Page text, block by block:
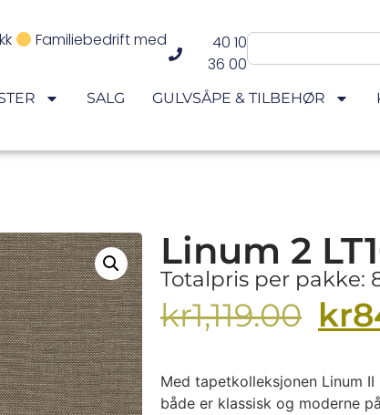
Familiebedrift med
40 10
36 00
SALG GULVSÅPE & TILBEHØR
Linum 2
Totalpris per pakke:
kr1,119.00 kr
Med tapetkolleksjonen Linum
både er klassisk og moderne